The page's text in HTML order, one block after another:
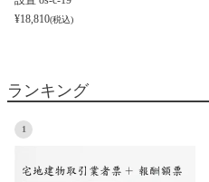
¥18,810(税込)
ランキング
1